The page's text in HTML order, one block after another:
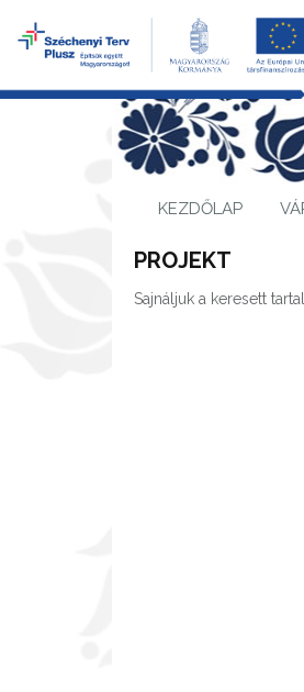
KEZDŐLAP
PROJEKT
Sajnáljuk a keresett